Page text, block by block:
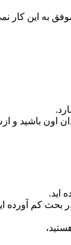
به این کار
اون باشید و
اید.
بحث کم آورده